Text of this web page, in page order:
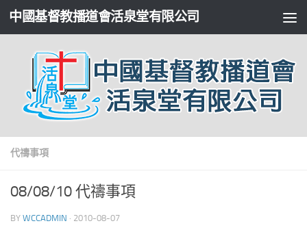
中國基督教播道會活泉堂有限公司
代禱事項
08/08/10 代禱事項
BY WCCADMIN · 2010-08-07